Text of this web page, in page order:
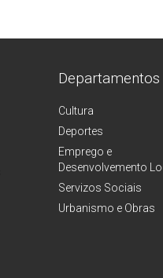
Departamentos
Cultura
Deportes
Emprego e
Desenvolvemento
Servizos Sociais
Urbanismo e Obras